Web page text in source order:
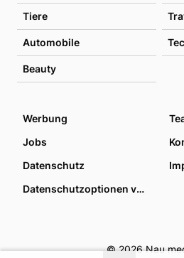
Tiere
Automobile
Beauty
Werbung
Jobs
Datenschutz
Datenschutzoptionen verwalten
© 2026 Nau